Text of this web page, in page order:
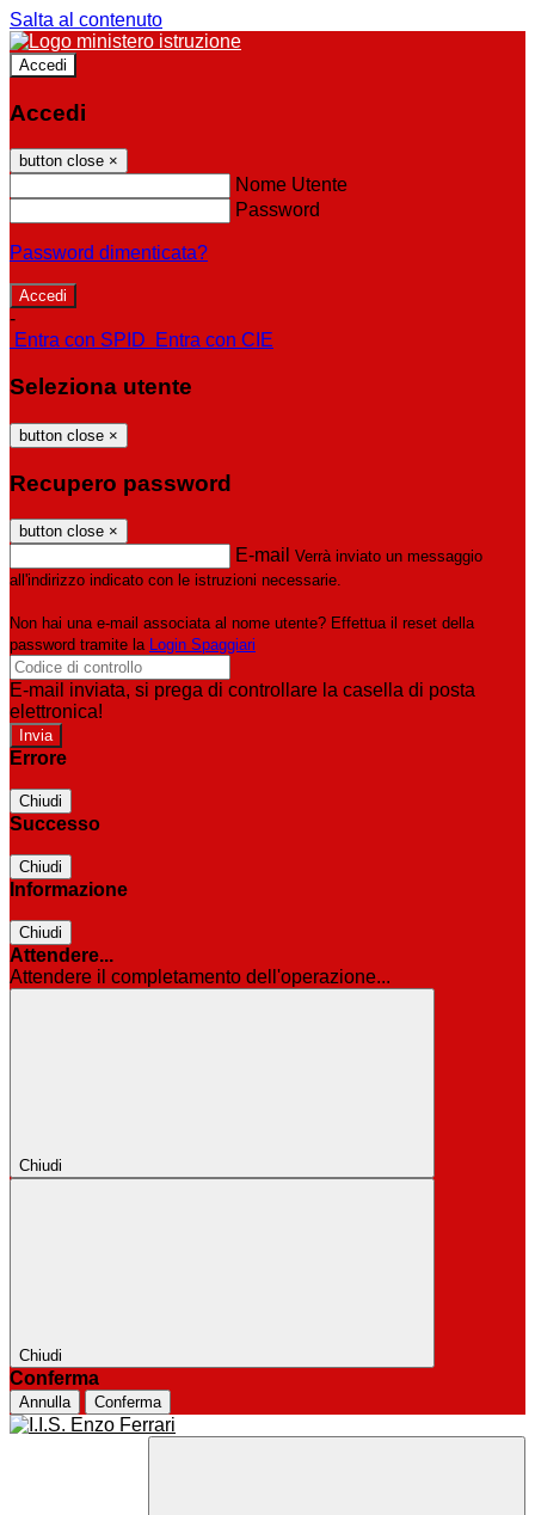
Salta al contenuto
Accedi
Accedi
button close ×
Nome Utente
Password
Password dimenticata?
-
Entra con SPID
Entra con CIE
Seleziona utente
button close ×
Recupero password
button close ×
E-mail Verrà inviato un messaggio
all'indirizzo indicato con le istruzioni necessarie.
Non hai una e-mail associata al nome utente? Effettua il reset della
password tramite la Login Spaggiari
E-mail inviata, si prega di controllare la casella di posta
elettronica!
Errore
Chiudi
Successo
Chiudi
Informazione
Chiudi
Attendere...
Attendere il completamento dell'operazione...
Chiudi
Chiudi
Conferma
Annulla Conferma